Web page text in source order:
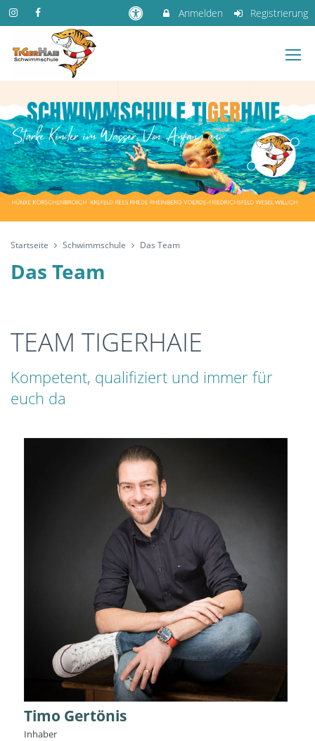
Anmelden Registrierung
Startseite Schwimmschule Das Team
Das Team
TEAM TIGERHAIE
Kompetent, qualifiziert und immer für
euch da
Timo Gertönis
Inhaber